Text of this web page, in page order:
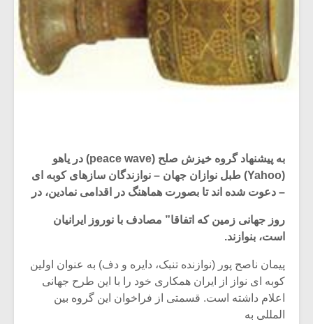
به پیشنهاد گروه خیزش صلح (peace wave) در یاهو
(Yahoo) طبل نوازان جهان – نوازندگان سازهای کوبه ای
– دعوت شده اند تا بصورت هماهنگ در اقدامی نمادین، در
روز جهانی زمین که اتفاقا” مصادف با نوروز ایرانیان
است، بنوازند.
پیمان ناصح پور (نوازنده تنبک، دایره و دف) به عنوان اولین
کوبه ای نواز از ایران همکاری خود را با این طرح جهانی
اعلام داشته است. قسمتی از فراخوان این گروه بین
المللی به